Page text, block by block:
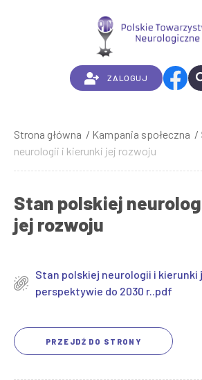
ZALOGUJ
Ścieżka
nawigacyjna
Strona główna Kampania społeczna
neurologii i kierunki jej rozwoju
Stan polskiej
jej rozwoju
Stan polskiej neurologii i kierunki
perspektywie do 2030 r..pdf
PRZEJDŹ DO STRONY